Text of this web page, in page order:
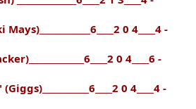
0 4____4 -
0 4____6 -
0 4____4 -